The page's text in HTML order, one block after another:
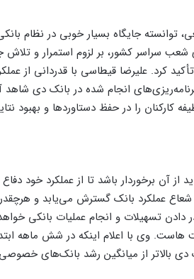
توانسته جایگاه بسیار خوبی در نظام
سراسر کشور، بر لزوم استمرار و
کرد. علیرضا قیطاسی با قدردانی از
انجام شده در بانک دی شاهد
کارکنان را در حفظ دستاورد‌ها و بهبود
از آن برخوردار باشد تا از عملکرد خود
عملکرد بانک گسترش می‌یابد و
تسهیلات و انجام عملیات بانکی
هاست. وی با اعلام اینکه در شش ماهه
دی بالاتر از میانگین رشد بانک‌های